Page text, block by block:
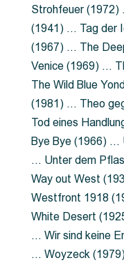
Strohfeuer
(1941) … Tag der
(1967) … The
Venice (1969) …
The Wild Blue
(1981) … Theo
Tod eines
Bye Bye (1966) …
… Unter dem
Way out West
Westfront 1918
White Desert
… Wir sind keine
… Woyzeck